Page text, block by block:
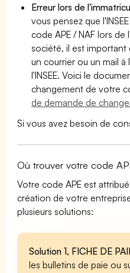
Erreur lors de
vous pensez que
code APE / NAF lors
société, il est important
un courrier ou un mail
l'INSEE. Voici le
changement de votre
de demande de
Si vous avez besoin de
Où trouver votre code
Votre code APE est attribué
création de votre
plusieurs solutions:
Solution 1, FICHE DE
les bulletins de paie ou